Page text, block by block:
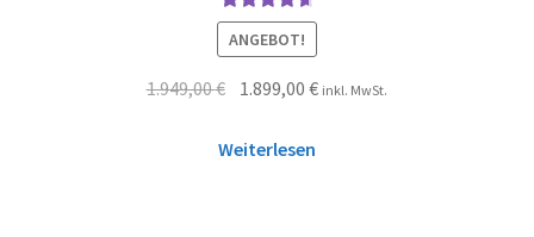
Bewertet mit
4.75von 5
ANGEBOT!
1.949,00€ 1.899,00€ inkl. MwSt.
Weiterlesen